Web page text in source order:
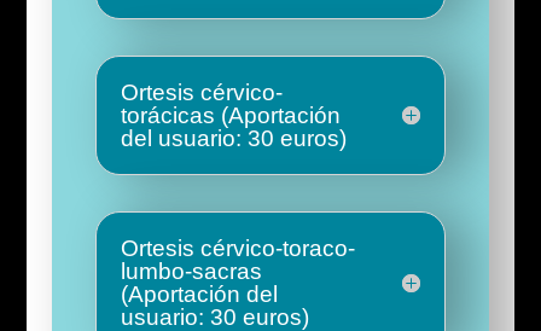
Ortesis cérvico-
torácicas (Aportación
del usuario: 30 euros)
Ortesis cérvico-toraco-
lumbo-sacras
(Aportación del
usuario: 30 euros)